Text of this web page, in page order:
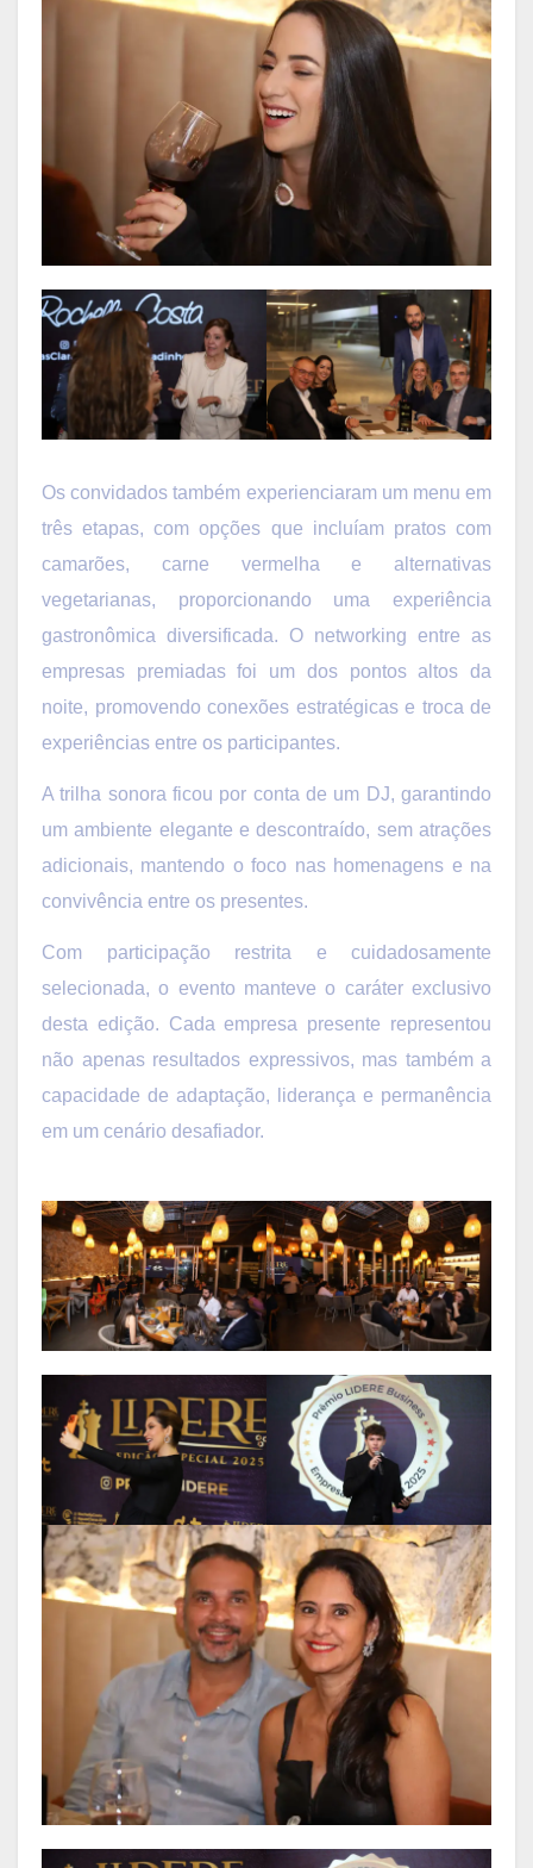
Os convidados também experienciaram um menu em
três etapas, com opções que incluíam pratos com
camarões, carne vermelha e alternativas
vegetarianas, proporcionando uma experiência
gastronômica diversificada. O networking entre as
empresas premiadas foi um dos pontos altos da
noite, promovendo conexões estratégicas e troca de
experiências entre os participantes.
A trilha sonora ficou por conta de um DJ, garantindo
um ambiente elegante e descontraído, sem atrações
adicionais, mantendo o foco nas homenagens e na
convivência entre os presentes.
Com participação restrita e cuidadosamente
selecionada, o evento manteve o caráter exclusivo
desta edição. Cada empresa presente representou
não apenas resultados expressivos, mas também a
capacidade de adaptação, liderança e permanência
em um cenário desafiador.